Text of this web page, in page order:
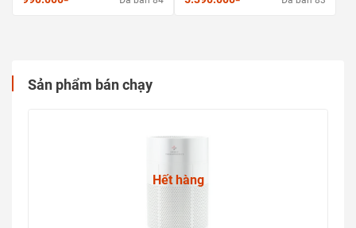
Sản phẩm bán chạy
Hết hàng